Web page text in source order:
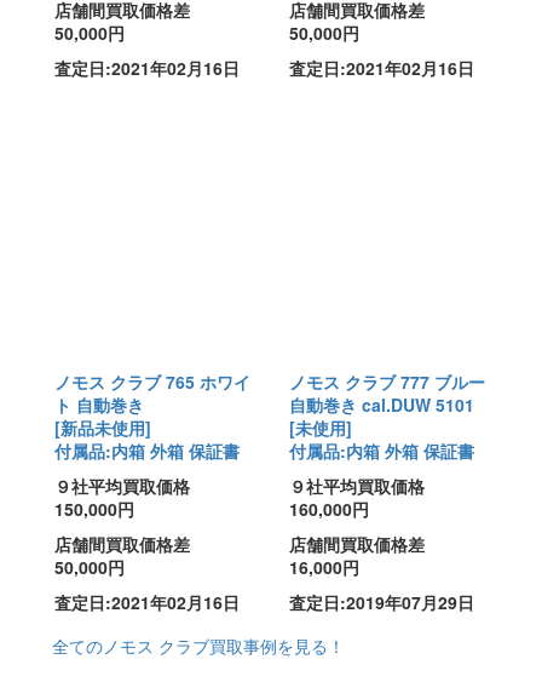
店舗間買取価格差
50,000円
査定日:2021年02月16日
店舗間買取価格差
50,000円
査定日:2021年02月16日
ノモス クラブ 765 ホワイ
ト 自動巻き
[新品未使用]
付属品:内箱 外箱 保証書
９社平均買取価格
150,000円
店舗間買取価格差
50,000円
査定日:2021年02月16日
ノモス クラブ 777 ブルー
自動巻き cal.DUW 5101
[未使用]
付属品:内箱 外箱 保証書
９社平均買取価格
160,000円
店舗間買取価格差
16,000円
査定日:2019年07月29日
全てのノモス クラブ買取事例を見る！